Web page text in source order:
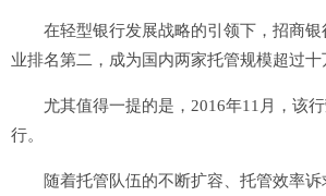
在轻型银行发展战略的引领下，招商银
业排名第二，成为国内两家托管规模超过
尤其值得一提的是，2016年11月，该行
行。
随着托管队伍的不断扩容、托管效率诉